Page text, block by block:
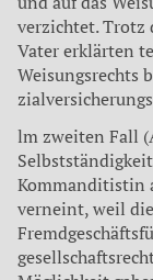
verzichtet. Trotz
Vater erklärten
Weisungsrechts
lm zweiten Fall
Kommanditistin
verneint, weil